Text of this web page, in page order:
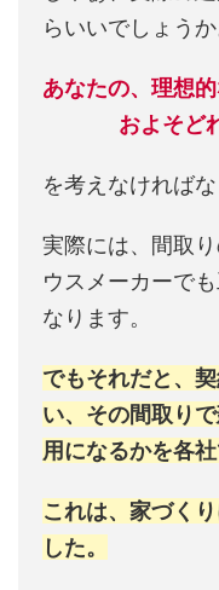
らいいでしょうか
あなたの、理想
およそど
を考えなければな
実際には、間取
ウスメーカーで
なります。
でもそれだと、
い、その間取り
用になるかを各
これは、家づく
した。